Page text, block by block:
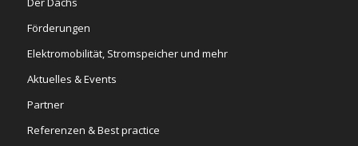
Förderungen
Elektromobilität, Stromspeicher und mehr
Aktuelles & Events
Partner
Referenzen & Best practice